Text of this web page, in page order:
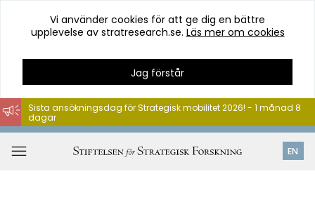
Hoppa
till
innehåll
Vi använder cookies för att ge dig en bättre
upplevelse av stratresearch.se. Läs mer om cookies
Jag förstår
EN
Sista ansökningsdag för Strategisk mobilitet 2026! - 1 månad 8
dagar